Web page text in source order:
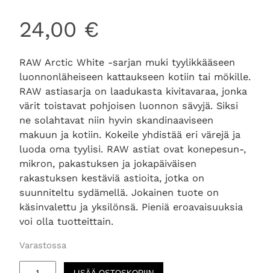
24,00 €
RAW Arctic White -sarjan muki tyylikkääseen
luonnonläheiseen kattaukseen kotiin tai mökille.
RAW astiasarja on laadukasta kivitavaraa, jonka
värit toistavat pohjoisen luonnon sävyjä. Siksi
ne solahtavat niin hyvin skandinaaviseen
makuun ja kotiin. Kokeile yhdistää eri värejä ja
luoda oma tyylisi. RAW astiat ovat konepesun-,
mikron, pakastuksen ja jokapäiväisen
rakastuksen kestäviä astioita, jotka on
suunniteltu sydämellä. Jokainen tuote on
käsinvalettu ja yksilönsä. Pieniä eroavaisuuksia
voi olla tuotteittain.
Varastossa